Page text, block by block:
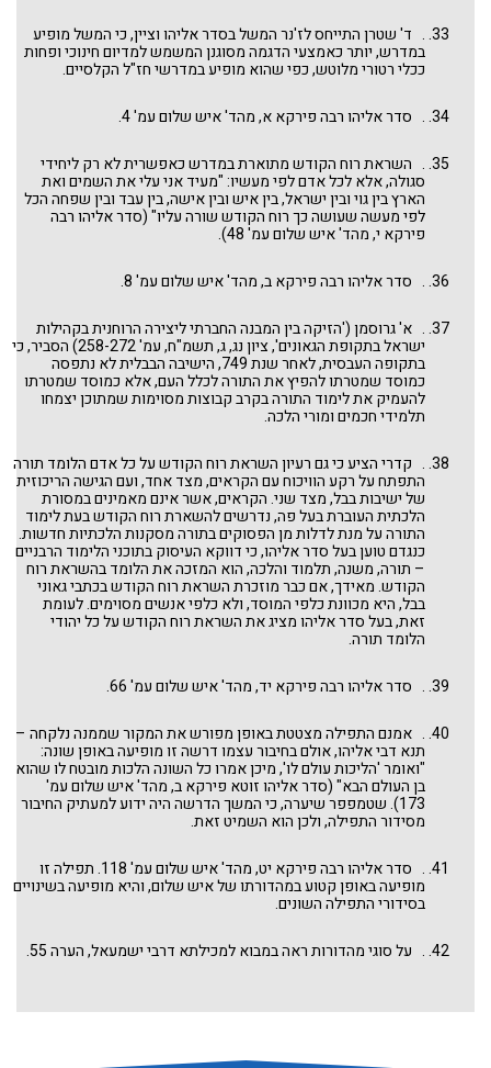
. ד' שטרן התייחס לז'נר המשל בסדר אליהו וציין, כי המשל מופיע
במדרש, יותר כאמצעי הדגמה מסוגנן המשמש למדיום חינוכי ופחות
ככלי רטורי מלוטש, כפי שהוא מופיע במדרשי חז"ל הקלסיים.
. סדר אליהו רבה פירקא א, מהד' איש שלום עמ' 4.
. השראת רוח הקודש מתוארת במדרש כאפשרית לא רק ליחידי
סגולה, אלא לכל אדם לפי מעשיו: "מעיד אני עלי את השמים ואת
הארץ בין גוי ובין ישראל, בין איש ובין אישה, בין עבד ובין שפחה הכל
לפי מעשה שעושה כך רוח הקודש שורה עליו" (סדר אליהו רבה
פירקא י, מהד' איש שלום עמ' 48).
. סדר אליהו רבה פירקא ב, מהד' איש שלום עמ' 8.
. א' גרוסמן ('הזיקה בין המבנה החברתי ליצירה הרוחנית בקהילות
ישראל בתקופת הגאונים', ציון נג, ג, תשמ"ח, עמ' 258-272) הסביר, כי
בתקופה העבסית, לאחר שנת 749, הישיבה הבבלית לא נתפסה
כמוסד שמטרתו להפיץ את התורה לכלל העם, אלא כמוסד שמטרתו
להעמיק את לימוד התורה בקרב קבוצות מסוימות שמתוכן יצמחו
תלמידי חכמים ומורי הלכה.
. קדרי הציע כי גם רעיון השראת רוח הקודש על כל אדם הלומד תורה
התפתח על רקע הוויכוח עם הקראים, מצד אחד, ועם הגישה הריכוזית
של ישיבות בבל, מצד שני. הקראים, אשר אינם מאמינים במסורת
הלכתית העוברת בעל פה, נדרשים להשארת רוח הקודש בעת לימוד
התורה על מנת לדלות מן הפסוקים בתורה מסקנות הלכתיות חדשות.
כנגדם טוען בעל סדר אליהו, כי דווקא העיסוק בתוכני הלימוד הרבניים
– תורה, משנה, תלמוד והלכה, הוא המזכה את הלומד בהשראת רוח
הקודש. מאידך, אם כבר מוזכרת השראת רוח הקודש בכתבי גאוני
בבל, היא מכוונת כלפי המוסד, ולא כלפי אנשים מסוימים. לעומת
זאת, בעל סדר אליהו מציג את השראת רוח הקודש על כל יהודי
הלומד תורה.
. סדר אליהו רבה פירקא יד, מהד' איש שלום עמ' 66.
. אמנם התפילה מצטטת באופן מפורש את המקור שממנה נלקחה –
תנא דבי אליהו, אולם בחיבור עצמו דרשה זו מופיעה באופן שונה:
"ואומר 'הליכות עולם לו', מיכן אמרו כל השונה הלכות מובטח לו שהוא
בן העולם הבא" (סדר אליהו זוטא פירקא ב, מהד' איש שלום עמ'
173). שטמפפר שיערה, כי המשך הדרשה היה ידוע למעתיק החיבור
מסידור התפילה, ולכן הוא השמיט זאת.
. סדר אליהו רבה פירקא יט, מהד' איש שלום עמ' 118. תפילה זו
מופיעה באופן קטוע במהדורתו של איש שלום, והיא מופיעה בשינויים
בסידורי התפילה השונים.
. על סוגי מהדורות ראה במבוא למכילתא דרבי ישמעאל, הערה 55.